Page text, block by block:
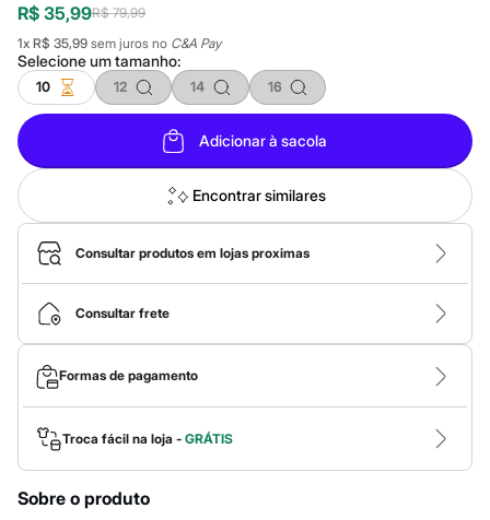
3 itens de beleza por R$129
Até 20% off
Até 40% off
Até 60% off
A partir de 60% off
Feminino
Em alta
Inverno
Alfaiataria
Novidades
Roupas
Blusas e Camisetas
Básicos
Calças
Casacos e Jaquetas
Jeans
Macacões
Saias
Shorts e Bermudas
Vestidos
Acessórios
Bolsas
Bonés e Chapéus
Bijoux
Cintos
Óculos
R$ 35,99R$ 79,99
1x R$ 35,99 sem juros no C&A Pay
Selecione umtamanho:
10 12 14 16
Adicionar à sacola
Encontrar similares
Consultar produtos em lojas proximas
Consultar frete
Formas de pagamento
Troca fácil na loja - GRÁTIS
Sobre o produto